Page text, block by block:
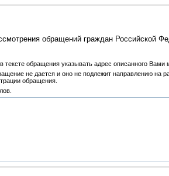
обращений граждан Российской
обращения указывать адрес описанного Вами
не дается и оно не подлежит направлению на
обращения.